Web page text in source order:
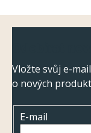
Vložte svůj e-
o nových
E-mail